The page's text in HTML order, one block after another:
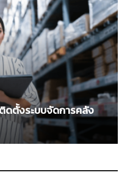
ตั้งระบบจัดการคลัง